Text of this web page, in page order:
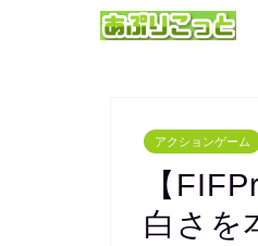
アクションゲーム
【
白さを